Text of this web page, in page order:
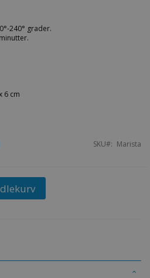
240° grader.
6 cm
SKU Marista